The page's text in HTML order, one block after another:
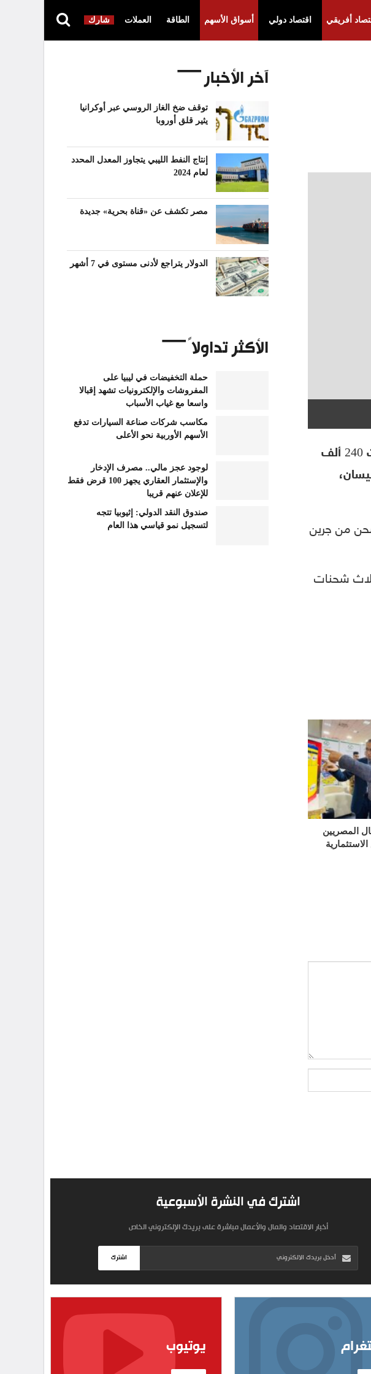
أفريقي اقتصاد دولي أسواق الأسهم الطاقة العملات شارك
قالت الهيئة العامة للسلع التموينية، وهي مشتري الحبوب في مصر، إنها اشترت 240 ألف
في الفترة من 1 إلى 15 أبريل/نيسان،
التكلفة والشحن من جرين
زنة الواحدة 60 ألف طن وثلاث شحنات
المصريين
آخر الأخبار
توقف ضخ الغاز الروسي عبر أوكرانيا
يثير قلق أوروبا
إنتاج النفط الليبي يتجاوز المعدل المحدد
لعام 2024
مصر تكشف عن «قناة بحرية» جديدة
الدولار يتراجع لأدنى مستوى في 7 أشهر
الأكثر تداولاً
حملة التخفيضات في ليبيا على
المفروشات والإلكترونيات تشهد إقبالا
واسعا مع غياب الأسباب
مكاسب شركات صناعة السيارات تدفع
الأسهم الأوربية نحو الأعلى
لوجود عجز مالي.. مصرف الإدخار
والإستثمار العقاري يجهز 100 قرض فقط
للإعلان عنهم قريبا
صندوق النقد الدولي: إثيوبيا تتجه
لتسجيل نمو قياسي هذا العام
اشترك في النشرة الأسبوعية
أخبار الاقتصاد والمال والأعمال مباشرة على بريدك الإلكتروني الخاص
اشترك
يوتيوب